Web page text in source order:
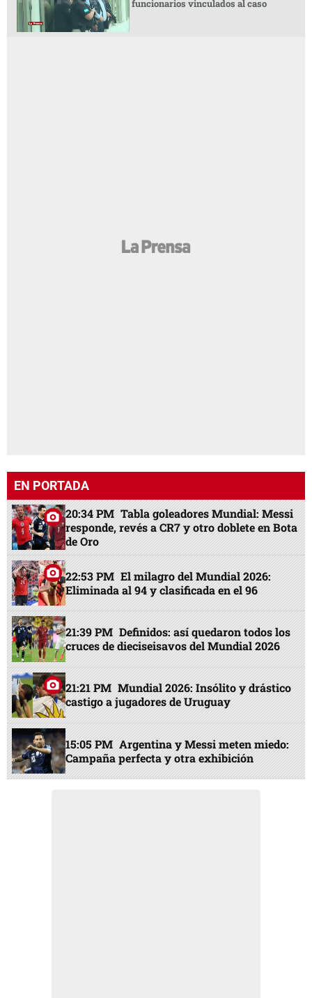
funcionarios vinculados al caso
EN PORTADA
20:34 PM Tabla goleadores Mundial: Messi
responde, revés a CR7 y otro doblete en Bota
de Oro
22:53 PM El milagro del Mundial 2026:
Eliminada al 94 y clasificada en el 96
21:39 PM Definidos: así quedaron todos los
cruces de dieciseisavos del Mundial 2026
21:21 PM Mundial 2026: Insólito y drástico
castigo a jugadores de Uruguay
15:05 PM Argentina y Messi meten miedo:
Campaña perfecta y otra exhibición